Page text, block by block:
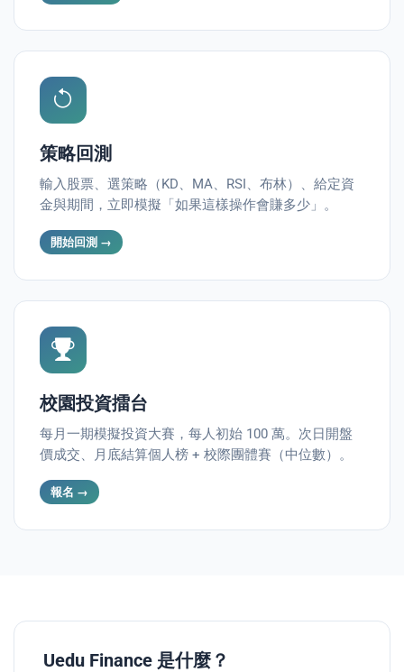
策略回測
輸入股票、選策略（KD、MA、RSI、布林）、給定資
金與期間，立即模擬「如果這樣操作會賺多少」。
開始回測 →
校園投資擂台
每月一期模擬投資大賽，每人初始 100 萬。次日開盤
價成交、月底結算個人榜 + 校際團體賽（中位數）。
報名 →
Uedu Finance 是什麼？